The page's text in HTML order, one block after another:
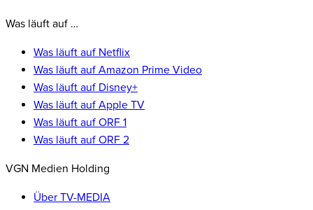
Was läuft auf …
Was läuft auf Netflix
Was läuft auf Amazon Prime Video
Was läuft auf Disney+
Was läuft auf Apple TV
Was läuft auf ORF 1
Was läuft auf ORF 2
VGN Medien Holding
Über TV-MEDIA